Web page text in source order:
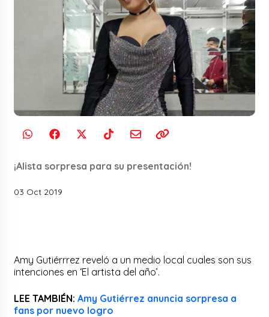
¡Alista sorpresa para su presentación!
03 Oct 2019
Amy Gutiérrrez reveló a un medio local cuales son sus
intenciones en ‘El artista del año’.
LEE TAMBIÉN:Amy Gutiérrez anuncia sorpresa a
fans por nuevo logro